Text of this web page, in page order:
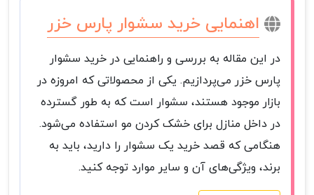
اهنمایی خرید سشوار پارس خزر
در این مقاله به بررسی و راهنمایی در خرید سشوار
پارس خزر می‌پردازیم. یکی از محصولاتی که امروزه در
بازار موجود هستند، سشوار است که به طور گسترده
در داخل منازل برای خشک کردن مو استفاده می‌شود.
هنگامی که قصد خرید یک سشوار را دارید، باید به
برند، ویژگی‌های آن و سایر موارد توجه کنید.